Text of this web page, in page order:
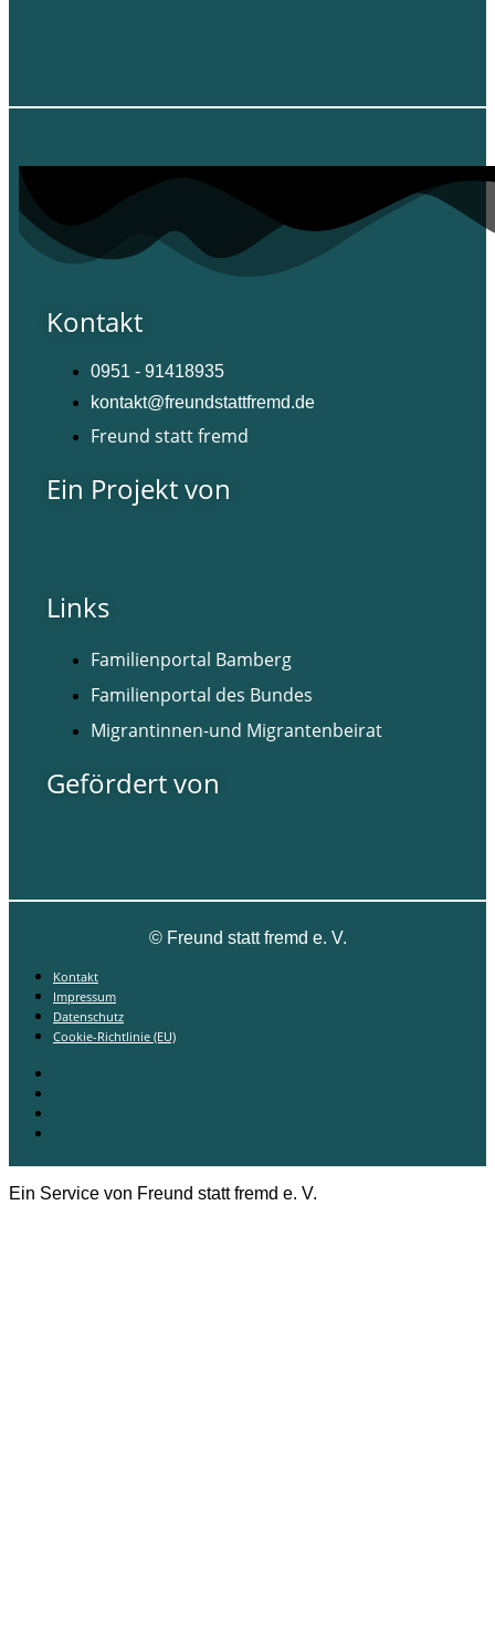
Kontakt
0951 - 91418935
kontakt@freundstattfremd.de
Freund statt fremd
Ein Projekt von
Links
Familienportal Bamberg
Familienportal des Bundes
Migrantinnen-und Migrantenbeirat
Gefördert von
©Freund statt fremd e. V.
Kontakt
Impressum
Datenschutz
Cookie-Richtlinie (EU)
Ein Service von Freund statt fremd e. V.